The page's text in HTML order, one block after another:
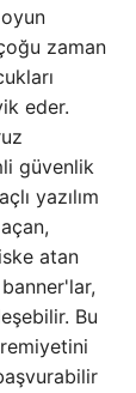
zaman
eder.
güvenlik
yazılım
atan
Bu